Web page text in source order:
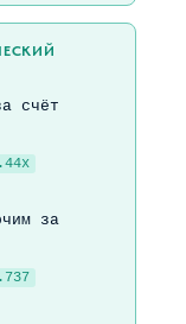
счёт
за